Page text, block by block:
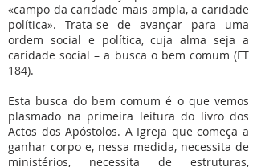
«campo da caridade mais ampla, a caridade
política». Trata-se de avançar para uma
ordem social e política, cuja alma seja a
caridade social – a busca o bem comum (FT
184).
Esta busca do bem comum é o que vemos
plasmado na primeira leitura do livro dos
Actos dos Apóstolos. A Igreja que começa a
ganhar corpo e, nessa medida, necessita de
ministérios, necessita de estruturas,